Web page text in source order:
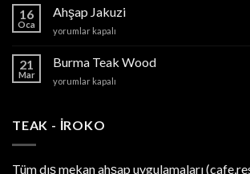
Kaplama
için
16
Oca
Ahşap Jakuzi
Ahşap
için
yorumlar kapalı
21
Mar
Burma Teak Wood
Burma
için
yorumlar kapalı
TEAK - IROKO
Tüm dış mekan ahşap uygulamaları